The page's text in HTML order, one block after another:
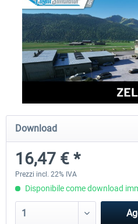
Aerosoft Mega Airport Brussels
Download
16,47 € *
Prezzi incl. 22% IVA
Disponibile come download